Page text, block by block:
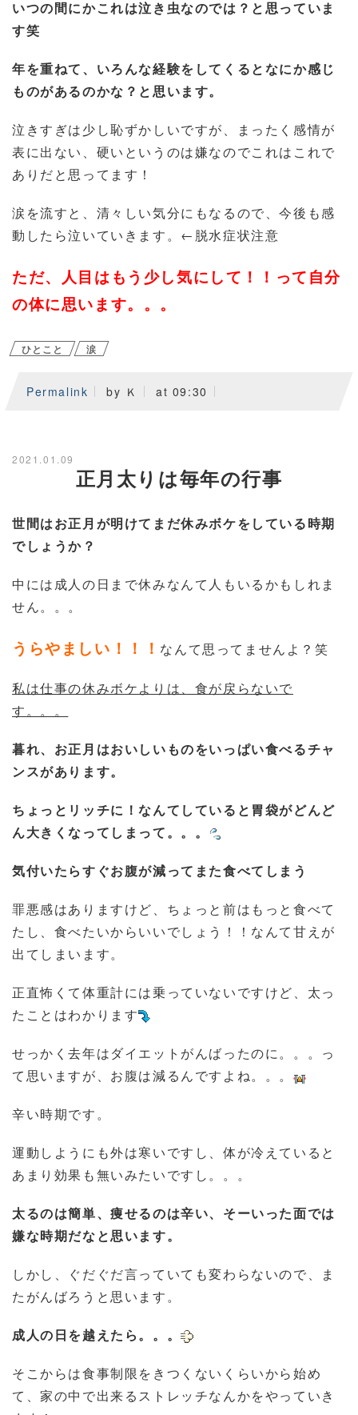
いつの間にかこれは泣き虫なのでは？と思っていま
す笑
年を重ねて、いろんな経験をしてくるとなにか感じ
ものがあるのかな？と思います。
泣きすぎは少し恥ずかしいですが、まったく感情が
表に出ない、硬いというのは嫌なのでこれはこれで
ありだと思ってます！
涙を流すと、清々しい気分にもなるので、今後も感
動したら泣いていきます。←脱水症状注意
ただ、人目はもう少し気にして！！って自分
の体に思います。。。
ひとこと 涙
Permalink by Ｋ at 09:30
2021.01.09
正月太りは毎年の行事
世間はお正月が明けてまだ休みボケをしている時期
でしょうか？
中には成人の日まで休みなんて人もいるかもしれま
せん。。。
うらやましい！！！ なんて思ってませんよ？笑
私は仕事の休みボケよりは、食が戻らないで
す。。。
暮れ、お正月はおいしいものをいっぱい食べるチャ
ンスがあります。
ちょっとリッチに！なんてしていると胃袋がどんど
ん大きくなってしまって。。。
気付いたらすぐお腹が減ってまた食べてしまう
罪悪感はありますけど、ちょっと前はもっと食べて
たし、食べたいからいいでしょう！！なんて甘えが
出てしまいます。
正直怖くて体重計には乗っていないですけど、太っ
たことはわかります
せっかく去年はダイエットがんばったのに。。。っ
て思いますが、お腹は減るんですよね。。。
辛い時期です。
運動しようにも外は寒いですし、体が冷えていると
あまり効果も無いみたいですし。。。
太るのは簡単、痩せるのは辛い、そーいった面では
嫌な時期だなと思います。
しかし、ぐだぐだ言っていても変わらないので、ま
たがんばろうと思います。
成人の日を越えたら。。。
そこからは食事制限をきつくないくらいから始め
て、家の中で出来るストレッチなんかをやっていき